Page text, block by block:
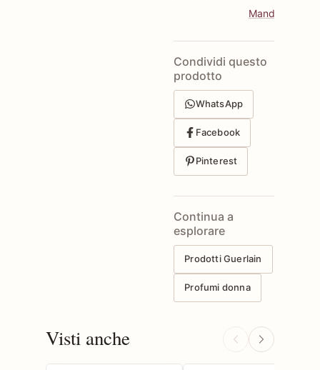
Mandorla
Condividi questo
prodotto
WhatsApp
Facebook
Pinterest
Continua a
esplorare
Prodotti Guerlain
Profumi donna
Visti anche